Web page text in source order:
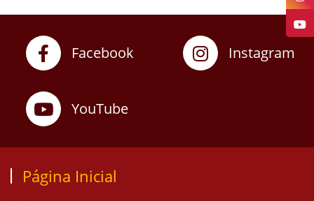
Facebook Instagram
YouTube
Página Inicial